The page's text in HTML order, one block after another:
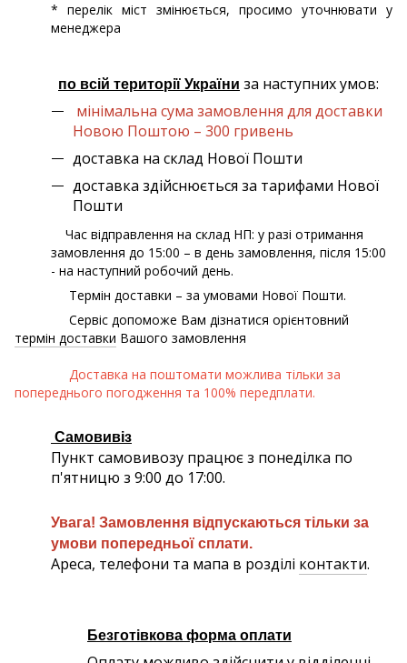
* перелік міст змінюється, просимо уточнювати у
менеджера
по всій території України за наступних умов:
мінімальна сума замовлення для доставки
Новою Поштою – 300 гривень
доставка на склад Нової Пошти
доставка здійснюється за тарифами Нової
Пошти
Час відправлення на склад НП: у разі отримання
замовлення до 15:00 – в день замовлення, після 15:00
- на наступний робочий день.
Термін доставки – за умовами Нової Пошти.
Сервіс допоможе Вам дізнатися орієнтовний
термін доставки Вашого замовлення
Доставка на поштомати можлива тільки за
попереднього погодження та 100% передплати.
Самовивіз
Пункт самовивозу працює з понеділка по
п'ятницю з 9:00 до 17:00.
Увага! Замовлення відпускаються тільки за
умови попередньої сплати.
Ареса, телефони та мапа в розділі контакти.
Безготівкова форма оплати